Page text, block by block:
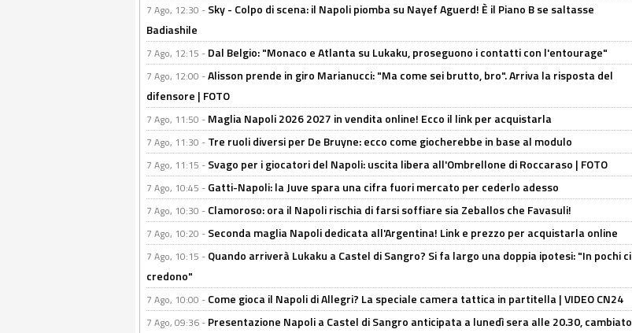
7 Ago, 12:30 - Sky - Colpo di scena: il Napoli piomba su Nayef Aguerd! È il Piano B se saltasse
Badiashile
7 Ago, 12:15 - Dal Belgio: "Monaco e Atlanta su Lukaku, proseguono i contatti con l'entourage"
7 Ago, 12:00 -Alisson prende in giro Marianucci: "Ma come sei brutto, bro". Arriva la risposta del
difensore | FOTO
7 Ago, 11:50 - Maglia Napoli 2026 2027 in vendita online! Ecco il link per acquistarla
7 Ago, 11:30 - Tre ruoli diversi per De Bruyne: ecco come giocherebbe in base al modulo
7 Ago, 11:15 - Svago per i giocatori del Napoli: uscita libera all'Ombrellone di Roccaraso | FOTO
7 Ago, 10:45 - Gatti-Napoli: la Juve spara una cifra fuori mercato per cederlo adesso
7 Ago, 10:30 - Clamoroso: ora il Napoli rischia di farsi soffiare sia Zeballos che Favasuli!
7 Ago, 10:20 - Seconda maglia Napoli dedicata all'Argentina! Link e prezzo per acquistarla online
7 Ago, 10:15 - Quando arriverà Lukaku a Castel di Sangro? Si fa largo una doppia ipotesi: "In pochi ci
credono"
7 Ago, 10:00 - Come gioca il Napoli di Allegri? La speciale camera tattica in partitella | VIDEO CN24
7 Ago, 09:36 - Presentazione Napoli a Castel di Sangro anticipata a lunedì sera alle 20.30, cambiato